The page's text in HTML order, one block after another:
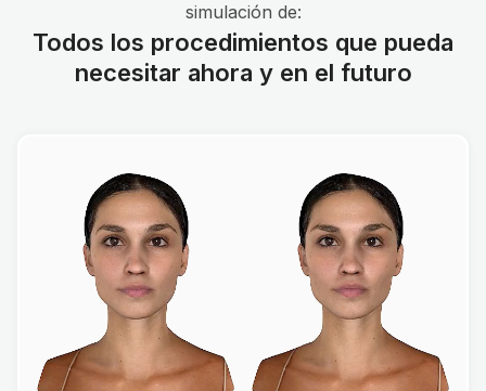
simulación de:
Todos los procedimientos que pueda
necesitar ahora y en el futuro